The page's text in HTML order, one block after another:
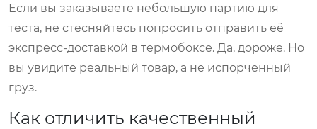
Если вы заказываете небольшую партию для
теста, не стесняйтесь попросить отправить её
экспресс-доставкой в термобоксе. Да, дороже. Но
вы увидите реальный товар, а не испорченный
груз.
Как отличить качественный